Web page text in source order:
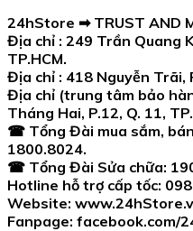
24hStore ➡ TRUST AND
Địa chỉ : 249 Trần Quang
TP.HCM.
Địa chỉ : 418 Nguyễn Trãi,
Địa chỉ (trung tâm bảo
Tháng Hai, P.12, Q. 11,
☎ Tổng Đài mua sắm,
1800.8024.
☎ Tổng Đài Sửa chữa:
Hotline hỗ trợ cấp tốc:
Website:
Fanpage: facebook.com/